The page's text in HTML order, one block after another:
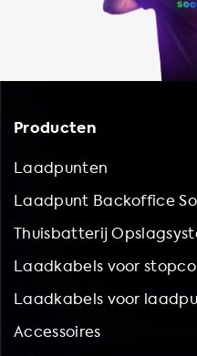
Producten
Laadpunten
Laadpunt Backoffice
Thuisbatterij
Laadkabels voor
Laadkabels voor
Accessoires